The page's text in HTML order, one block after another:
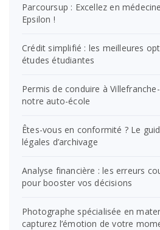
Parcoursup : Excellez en
Epsilon !
Crédit simplifié : les meilleures
études étudiantes
Permis de conduire à
notre auto-école
Êtes-vous en conformité ? Le
légales d’archivage
Analyse financière : les erreurs
pour booster vos décisions
Photographe spécialisée en
capturez l’émotion de votre